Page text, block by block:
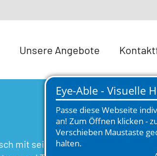
Unsere Angebote
mit seinen Bedarfen. Wir suchen